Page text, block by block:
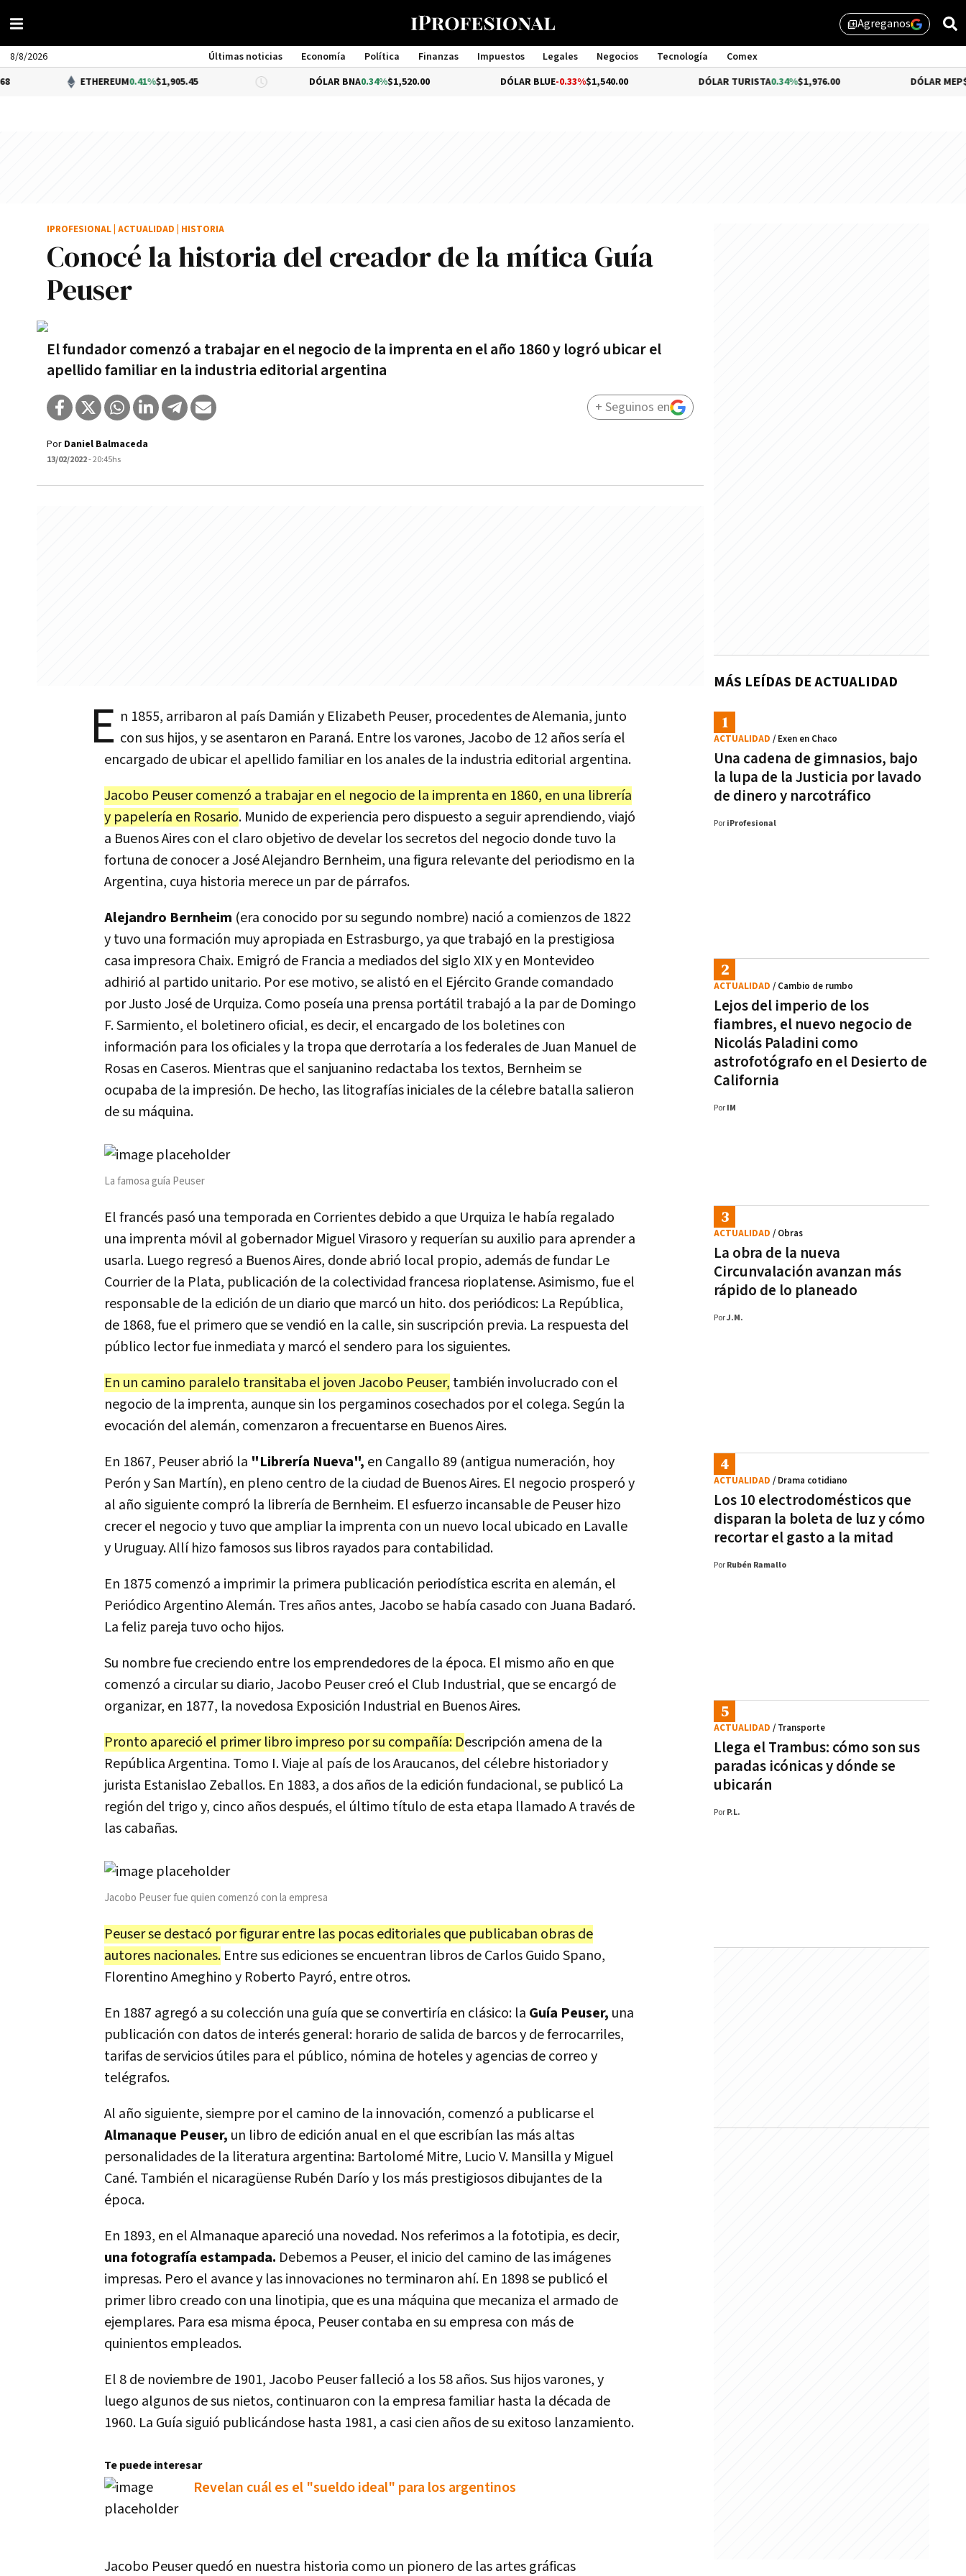
library_addAgreganos
8/8/2026 Últimas noticias Economía Política Finanzas Impuestos Legales Negocios Tecnología
Comex
Management
ETHEREUM0.41%$1,905.45 DÓLAR BNA0.34%$1,520.00 DÓLAR BLUE-0.33%$1,540.00 DÓLAR TURISTA0.34%$1,976.00 DÓLAR MEP$1,510.79
Conocé la historia del creador de la mítica Guía
Peuser
El fundador comenzó a trabajar en el negocio de la imprenta en el año 1860 y logró ubicar el
apellido familiar en la industria editorial argentina
IPROFESIONAL ACTUALIDAD HISTORIA
Por Daniel Balmaceda
13/02/2022- 20:45hs
+ Seguinos en
E n 1855, arribaron al país Damián y Elizabeth Peuser, procedentes de Alemania, junto
con sus hijos, y se asentaron en Paraná. Entre los varones, Jacobo de 12 años sería el
encargado de ubicar el apellido familiar en los anales de la industria editorial argentina.
Jacobo Peuser comenzó a trabajar en el negocio de la imprenta en 1860, en una librería
y papelería en Rosario. Munido de experiencia pero dispuesto a seguir aprendiendo, viajó
a Buenos Aires con el claro objetivo de develar los secretos del negocio donde tuvo la
fortuna de conocer a José Alejandro Bernheim, una figura relevante del periodismo en la
Argentina, cuya historia merece un par de párrafos.
Alejandro Bernheim (era conocido por su segundo nombre) nació a comienzos de 1822
y tuvo una formación muy apropiada en Estrasburgo, ya que trabajó en la prestigiosa
casa impresora Chaix. Emigró de Francia a mediados del siglo XIX y en Montevideo
adhirió al partido unitario. Por ese motivo, se alistó en el Ejército Grande comandado
por Justo José de Urquiza. Como poseía una prensa portátil trabajó a la par de Domingo
F. Sarmiento, el boletinero oficial, es decir, el encargado de los boletines con
información para los oficiales y la tropa que derrotaría a los federales de Juan Manuel de
Rosas en Caseros. Mientras que el sanjuanino redactaba los textos, Bernheim se
ocupaba de la impresión. De hecho, las litografías iniciales de la célebre batalla salieron
de su máquina.
La famosa guía Peuser
El francés pasó una temporada en Corrientes debido a que Urquiza le había regalado
una imprenta móvil al gobernador Miguel Virasoro y requerían su auxilio para aprender a
usarla. Luego regresó a Buenos Aires, donde abrió local propio, además de fundar Le
Courrier de la Plata, publicación de la colectividad francesa rioplatense. Asimismo, fue el
responsable de la edición de un diario que marcó un hito. dos periódicos: La República,
de 1868, fue el primero que se vendió en la calle, sin suscripción previa. La respuesta del
público lector fue inmediata y marcó el sendero para los siguientes.
En un camino paralelo transitaba el joven Jacobo Peuser, también involucrado con el
negocio de la imprenta, aunque sin los pergaminos cosechados por el colega. Según la
evocación del alemán, comenzaron a frecuentarse en Buenos Aires.
En 1867, Peuser abrió la "Librería Nueva", en Cangallo 89 (antigua numeración, hoy
Perón y San Martín), en pleno centro de la ciudad de Buenos Aires. El negocio prosperó y
al año siguiente compró la librería de Bernheim. El esfuerzo incansable de Peuser hizo
crecer el negocio y tuvo que ampliar la imprenta con un nuevo local ubicado en Lavalle
y Uruguay. Allí hizo famosos sus libros rayados para contabilidad.
En 1875 comenzó a imprimir la primera publicación periodística escrita en alemán, el
Periódico Argentino Alemán. Tres años antes, Jacobo se había casado con Juana Badaró.
La feliz pareja tuvo ocho hijos.
Su nombre fue creciendo entre los emprendedores de la época. El mismo año en que
comenzó a circular su diario, Jacobo Peuser creó el Club Industrial, que se encargó de
organizar, en 1877, la novedosa Exposición Industrial en Buenos Aires.
Pronto apareció el primer libro impreso por su compañía: Descripción amena de la
República Argentina. Tomo I. Viaje al país de los Araucanos, del célebre historiador y
jurista Estanislao Zeballos. En 1883, a dos años de la edición fundacional, se publicó La
región del trigo y, cinco años después, el último título de esta etapa llamado A través de
las cabañas.
Jacobo Peuser fue quien comenzó con la empresa
Peuser se destacó por figurar entre las pocas editoriales que publicaban obras de
autores nacionales. Entre sus ediciones se encuentran libros de Carlos Guido Spano,
Florentino Ameghino y Roberto Payró, entre otros.
En 1887 agregó a su colección una guía que se convertiría en clásico: la Guía Peuser, una
publicación con datos de interés general: horario de salida de barcos y de ferrocarriles,
tarifas de servicios útiles para el público, nómina de hoteles y agencias de correo y
telégrafos.
Al año siguiente, siempre por el camino de la innovación, comenzó a publicarse el
Almanaque Peuser, un libro de edición anual en el que escribían las más altas
personalidades de la literatura argentina: Bartolomé Mitre, Lucio V. Mansilla y Miguel
Cané. También el nicaragüense Rubén Darío y los más prestigiosos dibujantes de la
época.
En 1893, en el Almanaque apareció una novedad. Nos referimos a la fototipia, es decir,
una fotografía estampada. Debemos a Peuser, el inicio del camino de las imágenes
impresas. Pero el avance y las innovaciones no terminaron ahí. En 1898 se publicó el
primer libro creado con una linotipia, que es una máquina que mecaniza el armado de
ejemplares. Para esa misma época, Peuser contaba en su empresa con más de
quinientos empleados.
El 8 de noviembre de 1901, Jacobo Peuser falleció a los 58 años. Sus hijos varones, y
luego algunos de sus nietos, continuaron con la empresa familiar hasta la década de
1960. La Guía siguió publicándose hasta 1981, a casi cien años de su exitoso lanzamiento.
Te puede interesar
Revelan cuál es el "sueldo ideal" para los argentinos
Jacobo Peuser quedó en nuestra historia como un pionero de las artes gráficas
MÁS LEÍDAS DE ACTUALIDAD
Una cadena de gimnasios, bajo
la lupa de la Justicia por lavado
de dinero y narcotráfico
ACTUALIDAD / Exen en Chaco
Por iProfesional
Lejos del imperio de los
fiambres, el nuevo negocio de
Nicolás Paladini como
astrofotógrafo en el Desierto de
California
ACTUALIDAD / Cambio de rumbo
Por IM
La obra de la nueva
Circunvalación avanzan más
rápido de lo planeado
ACTUALIDAD / Obras
PorJ.M.
Los 10 electrodomésticos que
disparan la boleta de luz y cómo
recortar el gasto a la mitad
ACTUALIDAD / Drama cotidiano
Por Rubén Ramallo
Llega el Trambus: cómo son sus
paradas icónicas y dónde se
ubicarán
ACTUALIDAD / Transporte
Por P.L.